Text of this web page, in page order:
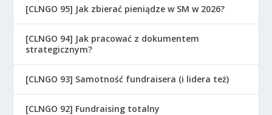
[CLNGO 95] Jak zbierać pieniądze w SM w 2026?
[CLNGO 94] Jak pracować z dokumentem
strategicznym?
[CLNGO 93] Samotność fundraisera (i lidera też)
[CLNGO 92] Fundraising totalny